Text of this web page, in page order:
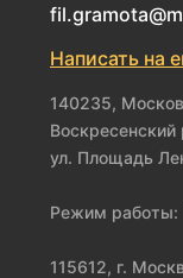
Написать на
140235,
Воскресенский
ул. Площадь
Режим работы:
115612, г.